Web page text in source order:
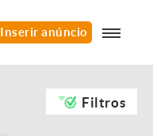
Inserir anúncio
Filtros